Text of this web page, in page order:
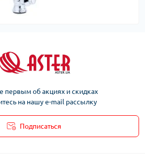
первым об акциях и скидках
на нашу e-mail рассылку
Подписаться